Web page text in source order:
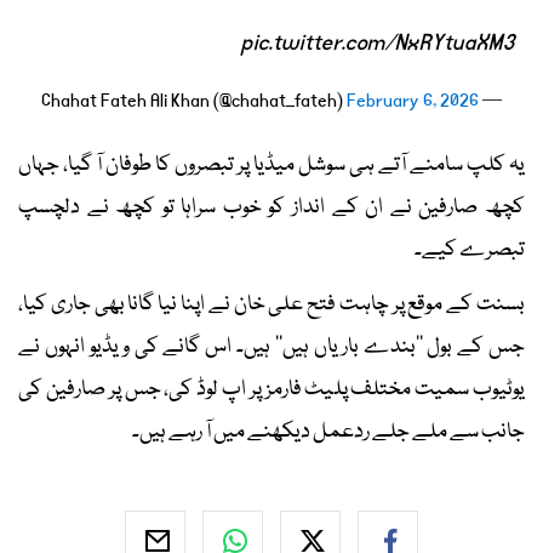
pic.twitter.com/NxRYtuaXM3
— Chahat Fateh Ali Khan (@chahat_fateh)
February 6, 2026
یہ کلپ سامنے آتے ہی سوشل میڈیا پر تبصروں کا طوفان آ گیا، جہاں
کچھ صارفین نے ان کے انداز کو خوب سراہا تو کچھ نے دلچسپ
تبصرے کیے۔
بسنت کے موقع پر چاہت فتح علی خان نے اپنا نیا گانا بھی جاری کیا،
جس کے بول ’’بندے باریاں ہیں‘‘ ہیں۔ اس گانے کی ویڈیو انہوں نے
یوٹیوب سمیت مختلف پلیٹ فارمز پر اپ لوڈ کی، جس پر صارفین کی
جانب سے ملے جلے ردعمل دیکھنے میں آ رہے ہیں۔